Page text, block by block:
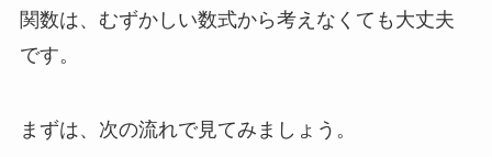
関数は、むずかしい数式から考えなくても大丈夫
です。
まずは、次の流れで見てみましょう。